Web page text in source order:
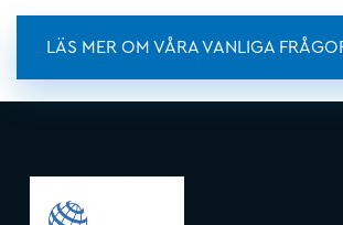
LÄS MER OM VÅRA VANLIGA